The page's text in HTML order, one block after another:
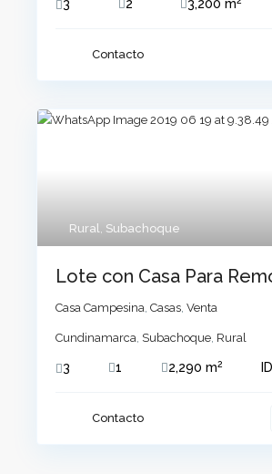
3 2 3,200 m
Contacto
Rural Subachoque
Lote con Casa Para
Casa Campesina ,Casas ,Venta
Cundinamarca Subachoque Rural
3 1 2,290 m2
Contacto